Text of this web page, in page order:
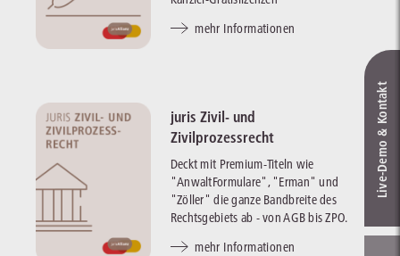
mehr Informationen
juris Zivil- und
Zivilprozessrecht
Deckt mit Premium-Titeln wie
"AnwaltFormulare", "Erman" und
"Zöller" die ganze Bandbreite des
Rechtsgebiets ab - von AGB bis ZPO.
mehr Informationen
Live‑Demo & Kontakt